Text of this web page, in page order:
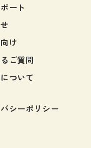
ート
け
ご質問
ついて
シーポリシー